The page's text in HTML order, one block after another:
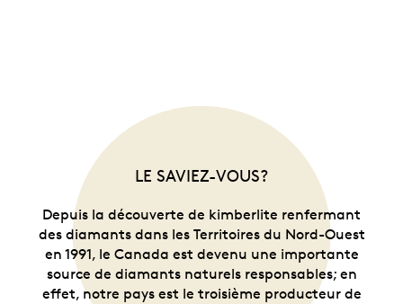
réduire les risques de dommages durant le transport,
la pièce, le coffret et le socle sont emballés
individuellement, mais ils sont expédiés dans une
même boîte pour vous offrir une expérience de
déballage mémorable.
LE SAVIEZ-VOUS?
Depuis la découverte de kimberlite renfermant
des diamants dans les Territoires du Nord-Ouest
en 1991, le Canada est devenu une importante
source de diamants naturels responsables; en
effet, notre pays est le troisième producteur de